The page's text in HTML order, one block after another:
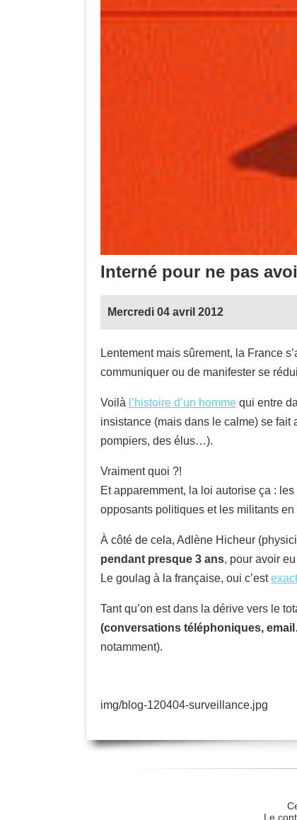
Interné pour ne pas
Mercredi 04 avril 2012
Lentement mais sûrement, la France
communiquer ou de manifester se
Voilà l’histoire d’un homme qui entre
insistance (mais dans le calme) se
pompiers, des élus…).
Vraiment quoi ?!
Et apparemment, la loi autorise ça :
opposants politiques et les militants
À côté de cela, Adlène Hicheur
pendant presque 3 ans, pour avoir
Le goulag à la française, oui c’est
Tant qu’on est dans la dérive vers le
(conversations téléphoniques,
notamment).
img/blog-120404-surveillance.jpg
Le